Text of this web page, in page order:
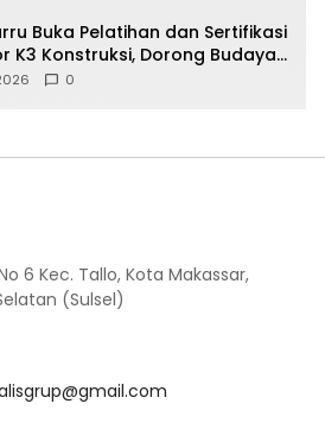
Buka Pelatihan dan Sertifikasi
K3 Konstruksi, Dorong Budaya
0
6 Kec. Tallo, Kota Makassar,
(Sulsel)